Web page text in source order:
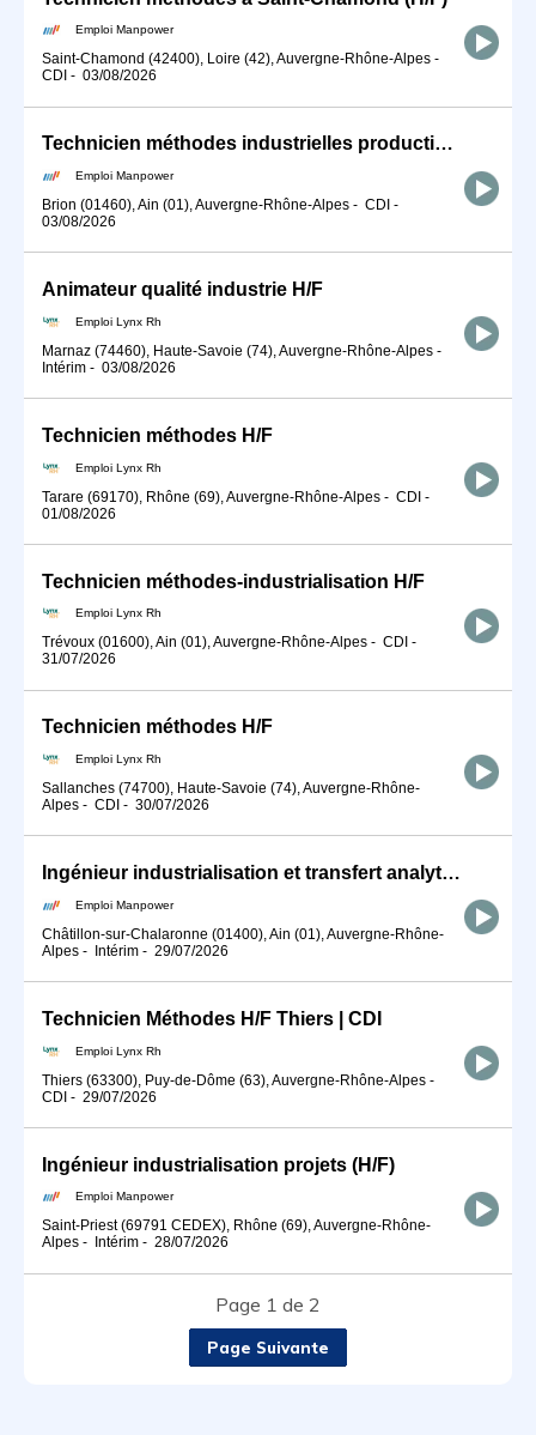
Emploi Manpower
Saint-Chamond (42400), Loire (42), Auvergne-Rhône-Alpes -
CDI - 03/08/2026
Technicien méthodes industrielles production (H/F)
Emploi Manpower
Brion (01460), Ain (01), Auvergne-Rhône-Alpes - CDI -
03/08/2026
Animateur qualité industrie H/F
Emploi Lynx Rh
Marnaz (74460), Haute-Savoie (74), Auvergne-Rhône-Alpes -
Intérim - 03/08/2026
Technicien méthodes H/F
Emploi Lynx Rh
Tarare (69170), Rhône (69), Auvergne-Rhône-Alpes - CDI -
01/08/2026
Technicien méthodes-industrialisation H/F
Emploi Lynx Rh
Trévoux (01600), Ain (01), Auvergne-Rhône-Alpes - CDI -
31/07/2026
Technicien méthodes H/F
Emploi Lynx Rh
Sallanches (74700), Haute-Savoie (74), Auvergne-Rhône-
Alpes - CDI - 30/07/2026
Ingénieur industrialisation et transfert analytique - Labo Pharma (H/F)
Emploi Manpower
Châtillon-sur-Chalaronne (01400), Ain (01), Auvergne-Rhône-
Alpes - Intérim - 29/07/2026
Technicien Méthodes H/F Thiers | CDI
Emploi Lynx Rh
Thiers (63300), Puy-de-Dôme (63), Auvergne-Rhône-Alpes -
CDI - 29/07/2026
Ingénieur industrialisation projets (H/F)
Emploi Manpower
Saint-Priest (69791 CEDEX), Rhône (69), Auvergne-Rhône-
Alpes - Intérim - 28/07/2026
Page 1 de 2
Page Suivante